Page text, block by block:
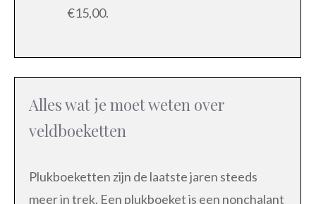
€15,00.
Alles wat je moet weten over
veldboeketten
Plukboeketten zijn de laatste jaren steeds
meer in trek. Een plukboeket is een nonchalant